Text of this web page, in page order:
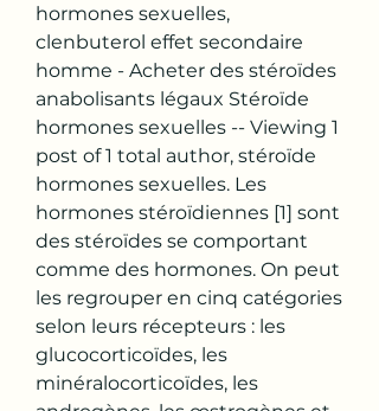
hormones sexuelles,
clenbuterol effet secondaire
homme - Acheter des stéroïdes
anabolisants légaux Stéroïde
hormones sexuelles -- Viewing 1
post of 1 total author, stéroïde
hormones sexuelles. Les
hormones stéroïdiennes [1] sont
des stéroïdes se comportant
comme des hormones. On peut
les regrouper en cinq catégories
selon leurs récepteurs : les
glucocorticoïdes, les
minéralocorticoïdes, les